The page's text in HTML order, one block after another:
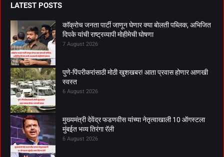
LATEST POSTS
काॅक्राेच जनता पार्टी जाणून घेणार क्या बाेलती पब्लिक, अभिजित
दिपके यांची राष्ट्रव्यापी माेहीमेची घाेषणा
7 August 2026
पुणे-पिंपरीकरांसाठी मोठी खुशखबर! आता प्रवास होणार आणखी
स्वस्त
6 August 2026
मुख्यमंत्री देवेंद्र फडणवीस यांच्या नेतृत्वाखाली 10 ऑगस्टला
मुंबईत भव्य तिरंगा रॅली
6 August 2026